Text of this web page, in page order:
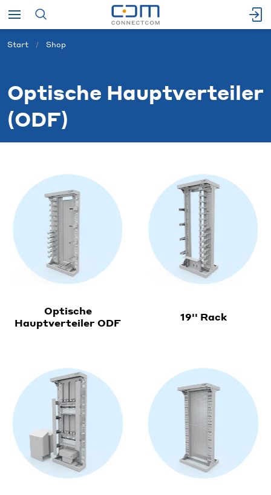
Start Shop
Optische Hauptverteiler
(ODF)
Optische
Hauptverteiler ODF
19'' Rack